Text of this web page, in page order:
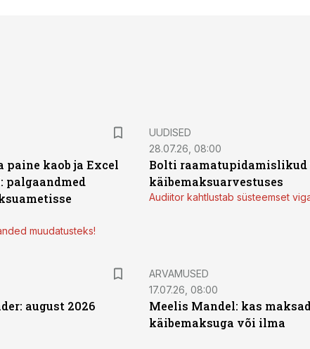
paine kaob ja Excel
palgaandmed
muudatusteks!
UUDISED
28.07.26, 08:00
Bolti
käibemaksuarvestuses
Audiitor kahtlustab süsteemset
august 2026
ARVAMUSED
17.07.26, 08:00
Meelis Mandel: kas
käibemaksuga või ilma